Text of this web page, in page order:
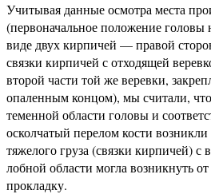
Учитывая данные осмотра места
(первоначальное положение головы
виде двух кирпичей — правой
связки кирпичей с отходящей
второй части той же веревки,
опаленным концом), мы считали,
теменной области головы и
осколчатый перелом кости возникли
тяжелого груза (связки кирпичей) с
лобной области могла возникнуть
прокладку.